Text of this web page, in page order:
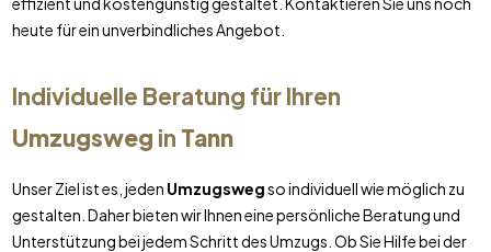
heute für ein unverbindliches Angebot.
Individuelle Beratung für Ihren
Umzugsweg in Tann
Unser Ziel ist es, jeden Umzugswegso individuell wie möglich zu
gestalten. Daher bieten wir Ihnen eine persönliche Beratung und
Unterstützung bei jedem Schritt des Umzugs. Ob Sie Hilfe bei der